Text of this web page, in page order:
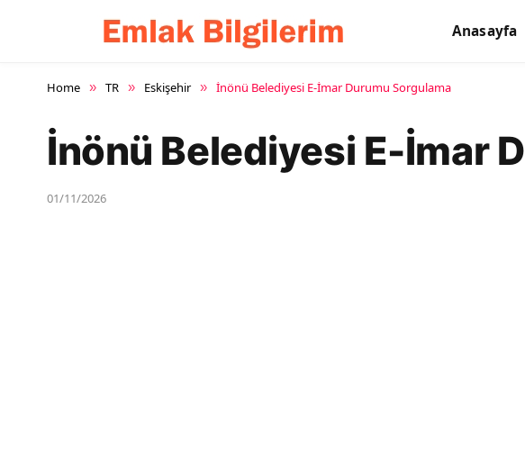
Anasayfa
Home » TR » Eskişehir » İnönü Belediyesi E-İmar Durumu Sorgulama
İnönü Belediyesi E-İmar
01/11/2026